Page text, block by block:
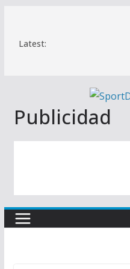
contenido
Latest:
Publicidad